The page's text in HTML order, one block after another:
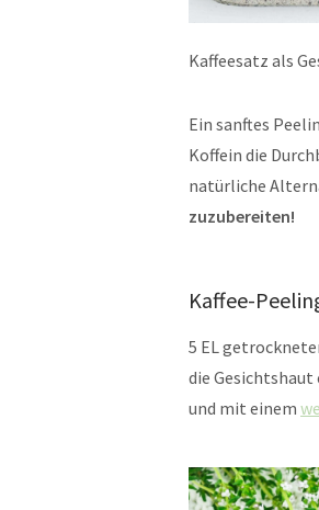
Kaffeesatz als
Ein sanftes
Koffein die
natürliche
zuzubereiten!
Kaffee-
5 EL
die Gesichtshaut
und mit einem